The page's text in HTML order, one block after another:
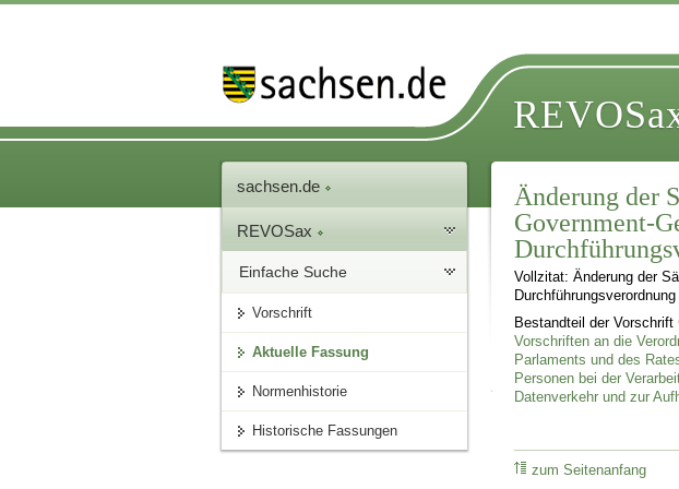
sachsen.de
REVOSax
Einfache Suche
Vorschrift
Aktuelle Fassung
Normenhistorie
Historische Fassungen
Änderung der
Government-
Vollzitat: Änderung der
Bestandteil der Vorschrift
Vorschriften an die
Parlaments und des
Personen bei der
Datenverkehr und zur
zum Seitenanfang